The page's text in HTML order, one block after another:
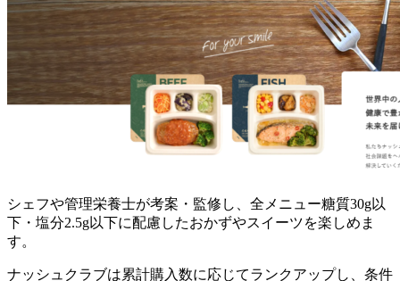
シェフや管理栄養士が考案・監修し、全メニュー糖質30g以
下・塩分2.5g以下に配慮したおかずやスイーツを楽しめま
す。
ナッシュクラブは累計購入数に応じてランクアップし、条件